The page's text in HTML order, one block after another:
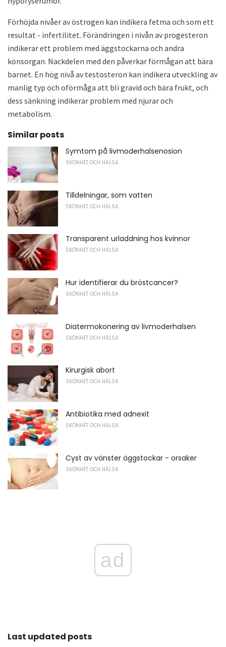
Förhöjda nivåer av östrogen kan indikera fetma och som ett
resultat - infertilitet. Förändringen i nivån av progesteron
indikerar ett problem med äggstockarna och andra
könsorgan. Nackdelen med den påverkar förmågan att bära
barnet. En hög nivå av testosteron kan indikera utveckling av
manlig typ och oförmåga att bli gravid och bära frukt, och
dess sänkning indikerar problem med njurar och
metabolism.
Similar posts
Symtom på livmoderhalsenosion
SKÖNHET OCH HÄLSA
Tilldelningar, som vatten
SKÖNHET OCH HÄLSA
Transparent urladdning hos kvinnor
SKÖNHET OCH HÄLSA
Hur identifierar du bröstcancer?
SKÖNHET OCH HÄLSA
Diatermokonering av livmoderhalsen
SKÖNHET OCH HÄLSA
Kirurgisk abort
SKÖNHET OCH HÄLSA
Antibiotika med adnexit
SKÖNHET OCH HÄLSA
Cyst av vänster äggstockar - orsaker
SKÖNHET OCH HÄLSA
ad
Last updated posts